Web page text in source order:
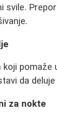
svile.
pomaže
da
za nokte